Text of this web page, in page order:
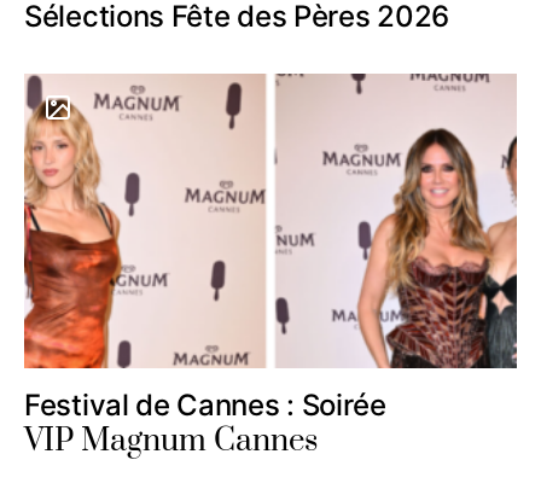
Sélections Fête des Pères 2026
Festival de Cannes : Soirée
VIP Magnum Cannes